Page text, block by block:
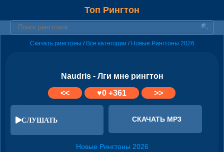
Топ Рингтон
Скачать рингтоны / Все категории / Новые Рингтоны 2026
Naudris - Лги мне рингтон
<<
♥0+361 >>
СЛУШАТЬ СКАЧАТЬ MP3
Новые Рингтоны 2026